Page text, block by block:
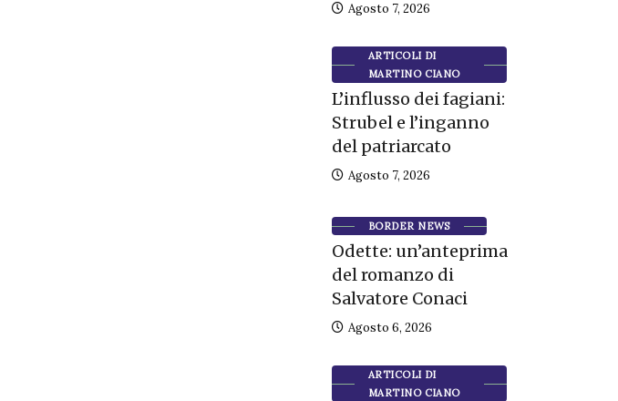
Agosto 7, 2026
ARTICOLI DI
MARTINO CIANO
L’influsso dei fagiani:
Strubel e l’inganno
del patriarcato
Agosto 7, 2026
BORDER NEWS
Odette: un’anteprima
del romanzo di
Salvatore Conaci
Agosto 6, 2026
ARTICOLI DI
MARTINO CIANO